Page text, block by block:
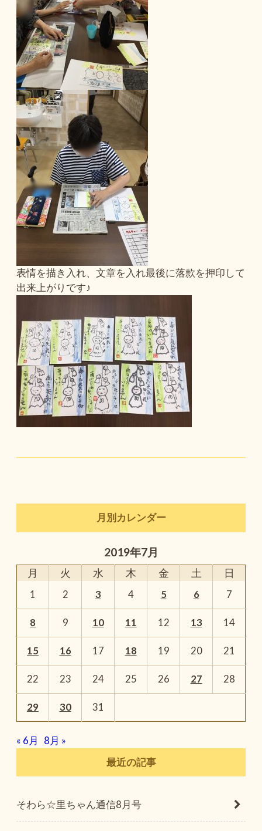
表情を描き入れ、文章を入れ最後に落款を押印して
出来上がりです♪
月別カレンダー
2019年7月
月 火 水 木 金 土 日
1 2 3 4 5 6 7
8 9 10 11 12 13 14
15 16 17 18 19 20 21
22 23 24 25 26 27 28
29 30 31
« 6月
8月 »
最近の記事
そわら☆里ちゃん通信8月号